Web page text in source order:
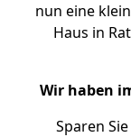
nun eine
Haus in
Wir haben
Sparen